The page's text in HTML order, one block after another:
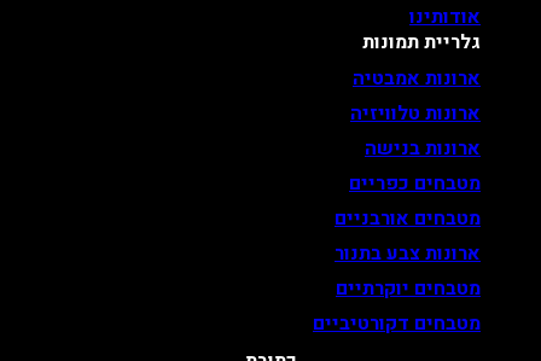
אודותינו
גלריית תמונות
ארונות אמבטיה
ארונות טלוויזיה
ארונות בנישה
מטבחים כפריים
מטבחים אורבניים
ארונות צבע בתנור
מטבחים יוקרתיים
מטבחים דקורטיביים